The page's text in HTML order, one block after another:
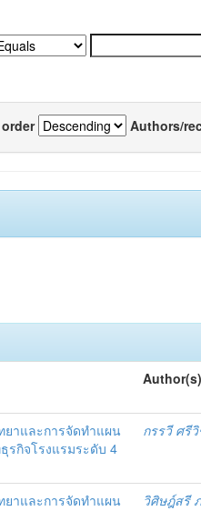
Authors/
Author(s)
าและการจัดทำแผน
รกิจโรงแรมระดับ 4
กรรวี ศรี
าและการจัดทำแผน
วิศิษฎ์สรี